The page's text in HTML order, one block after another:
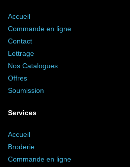
Accueil
Commande en ligne
Contact
Lettrage
Nos Catalogues
Offres
Soumission
Services
Accueil
Broderie
Commande en ligne